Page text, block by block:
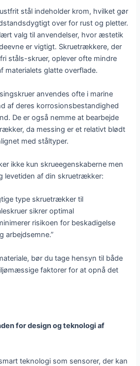
stål indeholder krom, hvilket gør
over for rust og pletter.
valg til anvendelser, hvor æstetik
er vigtigt. Skruetrækkere, der
ståls-skruer, oplever ofte mindre
materialets glatte overflade.
anvendes ofte i marine
af deres korrosionsbestandighed
De er også nemme at bearbejde
da messing er et relativt blødt
med ståltyper.
ikke kun skrueegenskaberne men
levetiden af din skruetrækker:
type skruetrækker til
sikrer optimal
risikoen for beskadigelse
arbejdsemne.”
bør du tage hensyn til både
faktorer for at opnå det
for design og teknologi af
teknologi som sensorer, der kan